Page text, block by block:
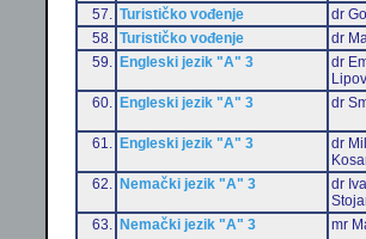
57.
Turističko vođenje
dr
58.
Turističko vođenje
dr
59.
Engleski jezik "A" 3
dr
60.
Engleski jezik "A" 3 dr
61. Engleski jezik "A" 3
dr
62.
Nemački jezik "A" 3
dr
63.
Nemački jezik "A" 3 mr